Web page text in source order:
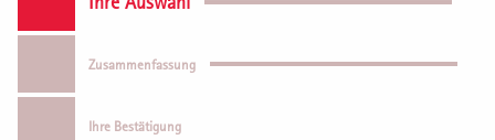
Zusammenfassung
Ihre Bestätigung